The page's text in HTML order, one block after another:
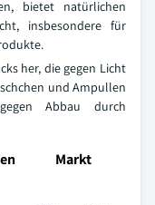
bietet natürlichen
insbesondere für
her, die gegen Licht
und Ampullen
Abbau durch
Markt